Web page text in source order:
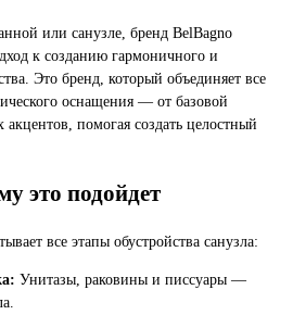
или санузле, бренд BelBagno
к созданию гармоничного и
Это бренд, который объединяет все
оснащения — от базовой
помогая создать целостный
это подойдет
все этапы обустройства санузла:
Унитазы, раковины и писсуары —